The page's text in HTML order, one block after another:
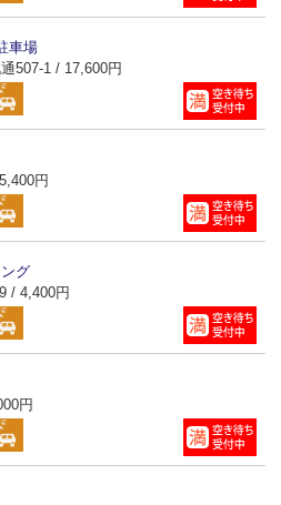
車場
507-1 / 17,600円
円
グ
/ 4,400円
円